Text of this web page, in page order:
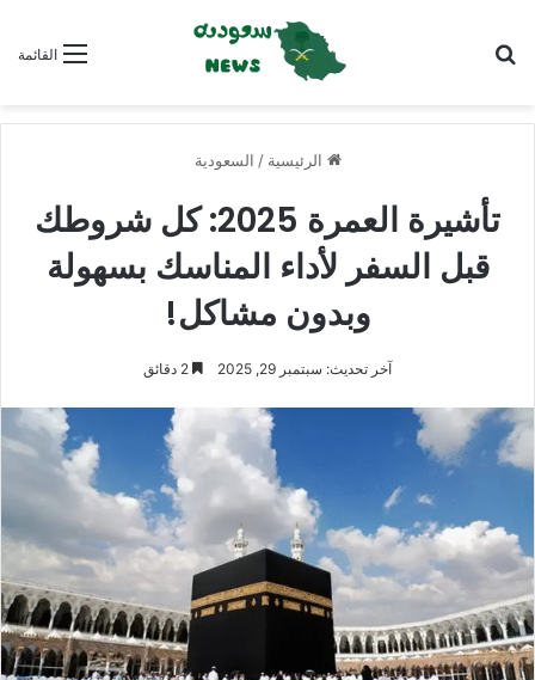
القائمة
الرئيسية / السعودية
تأشيرة العمرة 2025: كل شروطك
قبل السفر لأداء المناسك بسهولة
وبدون مشاكل!
آخر تحديث: سبتمبر 29, 2025